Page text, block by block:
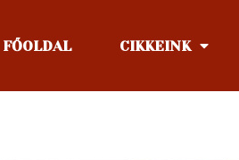
FŐOLDAL CIKKEINK